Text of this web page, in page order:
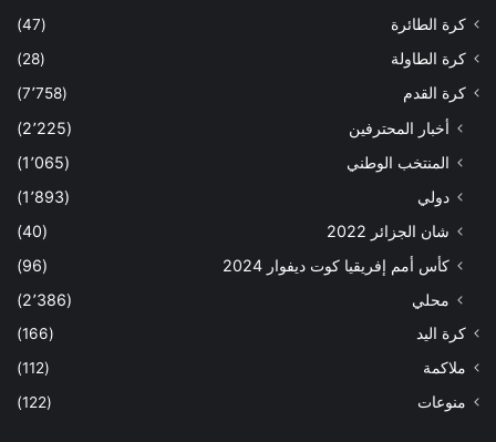
كرة الطائرة
(47)
كرة الطاولة
(28)
كرة القدم
(7٬758)
أخبار المحترفين
(2٬225)
المنتخب الوطني
(1٬065)
دولي
(1٬893)
شان الجزائر 2022
(40)
كأس أمم إفريقيا كوت ديفوار 2024
(96)
محلي
(2٬386)
كرة اليد
(166)
ملاكمة
(112)
منوعات
(122)